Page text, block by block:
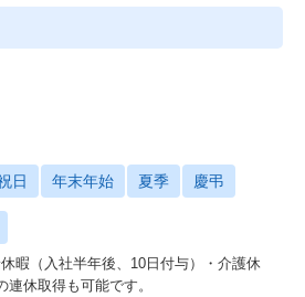
日 年末年始 夏季 慶弔
暇（入社半年後、10日付与）・介護休
休取得も可能です。